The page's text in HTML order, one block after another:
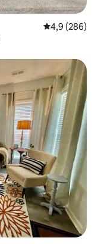
Xếp hạng
4,9 (286)